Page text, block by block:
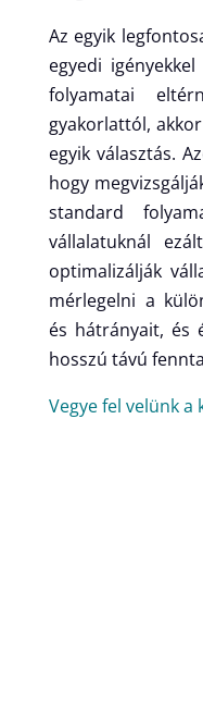
Az egyik
egyedi
folyamatai
gyakorlattól,
egyik választás.
hogy
standard
vállalatuknál
optimalizálják
mérlegelni a
és hátrányait, és
hosszú távú
Vegye fel velünk a